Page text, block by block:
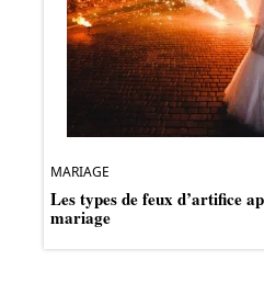
MARIAGE
Les types de feux d’artifice
mariage